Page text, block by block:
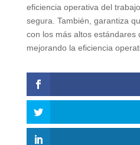
eficiencia operativa del
segura. También, garantiza
con los más altos estándares
mejorando la eficiencia